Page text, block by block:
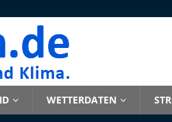
WETTERDATEN